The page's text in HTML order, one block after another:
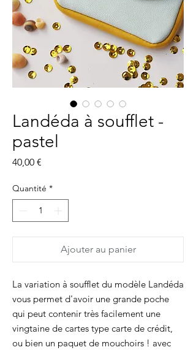
Landéda à soufflet -
pastel
40,00 €
Quantité *
Ajouter au panier
La variation à soufflet du modèle Landéda
vous permet d'avoir une grande poche
qui peut contenir très facilement une
vingtaine de cartes type carte de crédit,
ou bien un paquet de mouchoirs ! avec